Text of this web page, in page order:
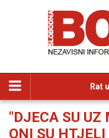
Rat
"DJECA SU UZ
ONI SU HTJELI